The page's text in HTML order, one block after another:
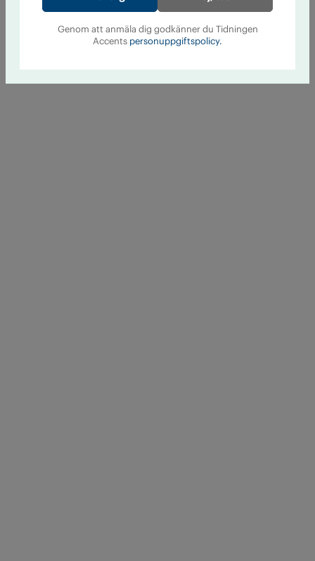
Genom att anmäla dig godkänner du Tidningen
Accents personuppgiftspolicy.